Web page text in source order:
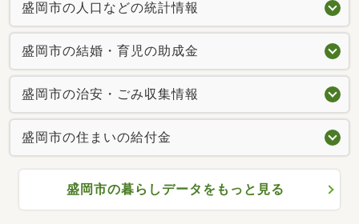
盛岡市の人口などの統計情報
盛岡市の結婚・育児の助成金
盛岡市の治安・ごみ収集情報
盛岡市の住まいの給付金
盛岡市の暮らしデータをもっと見る